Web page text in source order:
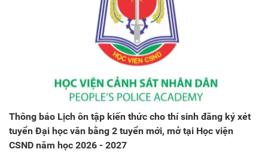
Thông báo Lịch ôn tập kiến thức cho thí sinh đăng ký xét
tuyển Đại học văn bằng 2 tuyển mới, mở tại Học viện
CSND năm học 2026 - 2027